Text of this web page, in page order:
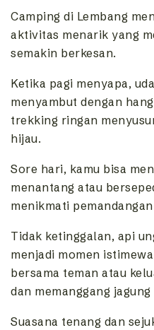
Camping di Lembang
aktivitas menarik yang
semakin berkesan.
Ketika pagi menyapa,
menyambut dengan
trekking ringan
hijau.
Sore hari, kamu bisa
menantang atau
menikmati
Tidak ketinggalan, api
menjadi momen istimewa
bersama teman atau
dan memanggang
Suasana tenang dan